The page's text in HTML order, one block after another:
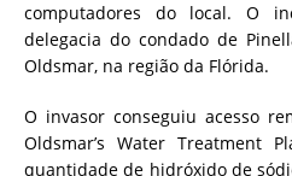
computadores do local. O
delegacia do condado de
Oldsmar, na região da Flórida.
O invasor conseguiu acesso
Oldsmar’s Water Treatment
quantidade de hidróxido de